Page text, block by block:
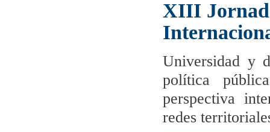
XIII
Universidad y
política
perspectiva
redes